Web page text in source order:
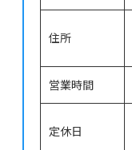
住所
営業時間
定休日